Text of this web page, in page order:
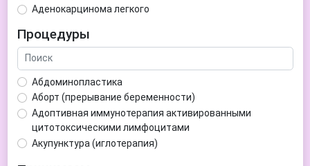
Аденокарцинома легкого
Аденома гипофиза
Аденома простаты
Аденома щитовидной железы
Аденомиоз
Адентия
Азооспермия
Акне (угри)
Алкоголизм
Процедуры
Абдоминопластика
Аборт (прерывание беременности)
Адоптивная иммунотерапия активированными
цитотоксическими лимфоцитами
Акупунктура (иглотерапия)